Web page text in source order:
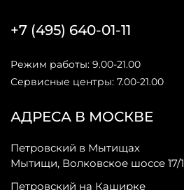
АДРЕСА В МОСКВЕ
Петровский в Мытищах
Мытищи, Волковское шоссе 17/1
Петровский на Каширке
+7 (495) 640-01-11
Режим работы: 9.00-21.00
Сервисные центры: 7.00-21.00